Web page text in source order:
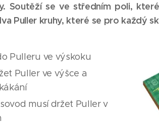
Soutěží se ve středním poli,
Puller kruhy, které se pro každý
Pulleru ve výskoku
Puller ve výšce a
musí držet Puller v